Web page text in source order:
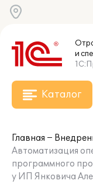
и
Каталог
Главная
Автоматизация
программного
у ИП Янковича